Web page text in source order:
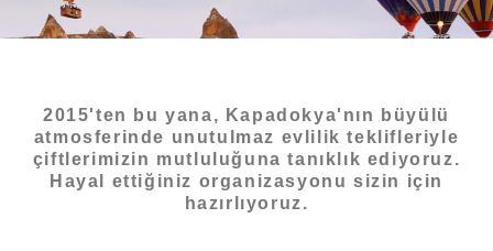
2015'ten bu yana, Kapadokya'nın büyülü
atmosferinde unutulmaz evlilik teklifleriyle
çiftlerimizin mutluluğuna tanıklık ediyoruz.
Hayal ettiğiniz organizasyonu sizin için
hazırlıyoruz.